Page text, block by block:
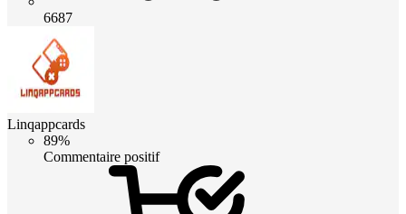
6687
Linqappcards
89%
Commentaire positif